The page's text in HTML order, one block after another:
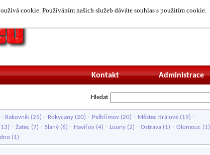
cookie. Používáním našich služeb dáváte souhlas s použitím cookie.
Administrace
Kontakt
Hledat
- Rakovník (25) - Rokycany (20) - Pelhřimov (20) - Městec Králové (19) -
- Žatec (7) - Slaný (6) - Havířov (4) - Louny (2) - Ostrava (1) - Olomouc (1)
(1)